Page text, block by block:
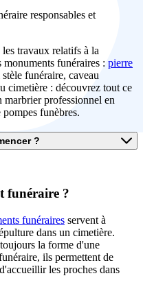
responsables et
travaux relatifs à la
monuments funéraires : pierre
funéraire, caveau
cimetière : découvrez tout ce
professionnel en
funèbres.
?
funéraire ?
funéraires servent à
dans un cimetière.
la forme d'une
ils permettent de
les proches dans